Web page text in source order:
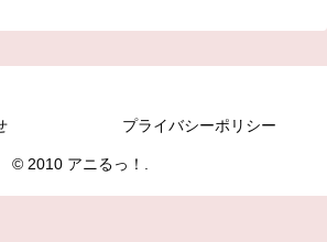
プライバシーポリシー
© 2010 アニるっ！.